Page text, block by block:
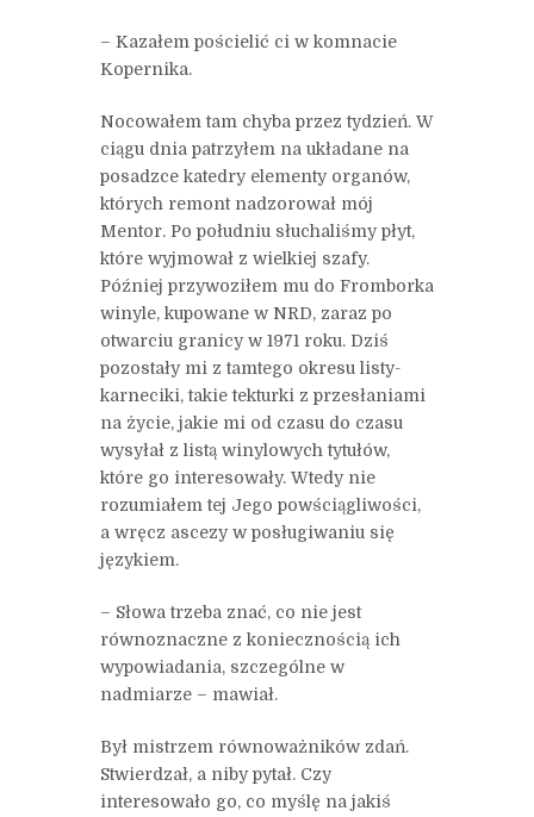
– Kazałem pościelić ci w komnacie
Kopernika.
Nocowałem tam chyba przez tydzień. W
ciągu dnia patrzyłem na układane na
posadzce katedry elementy organów,
których remont nadzorował mój
Mentor. Po południu słuchaliśmy płyt,
które wyjmował z wielkiej szafy.
Później przywoziłem mu do Fromborka
winyle, kupowane w NRD, zaraz po
otwarciu granicy w 1971 roku. Dziś
pozostały mi z tamtego okresu listy-
karneciki, takie tekturki z przesłaniami
na życie, jakie mi od czasu do czasu
wysyłał z listą winylowych tytułów,
które go interesowały. Wtedy nie
rozumiałem tej Jego powściągliwości,
a wręcz ascezy w posługiwaniu się
językiem.
– Słowa trzeba znać, co nie jest
równoznaczne z koniecznością ich
wypowiadania, szczególne w
nadmiarze – mawiał.
Był mistrzem równoważników zdań.
Stwierdzał, a niby pytał. Czy
interesowało go, co myślę na jakiś